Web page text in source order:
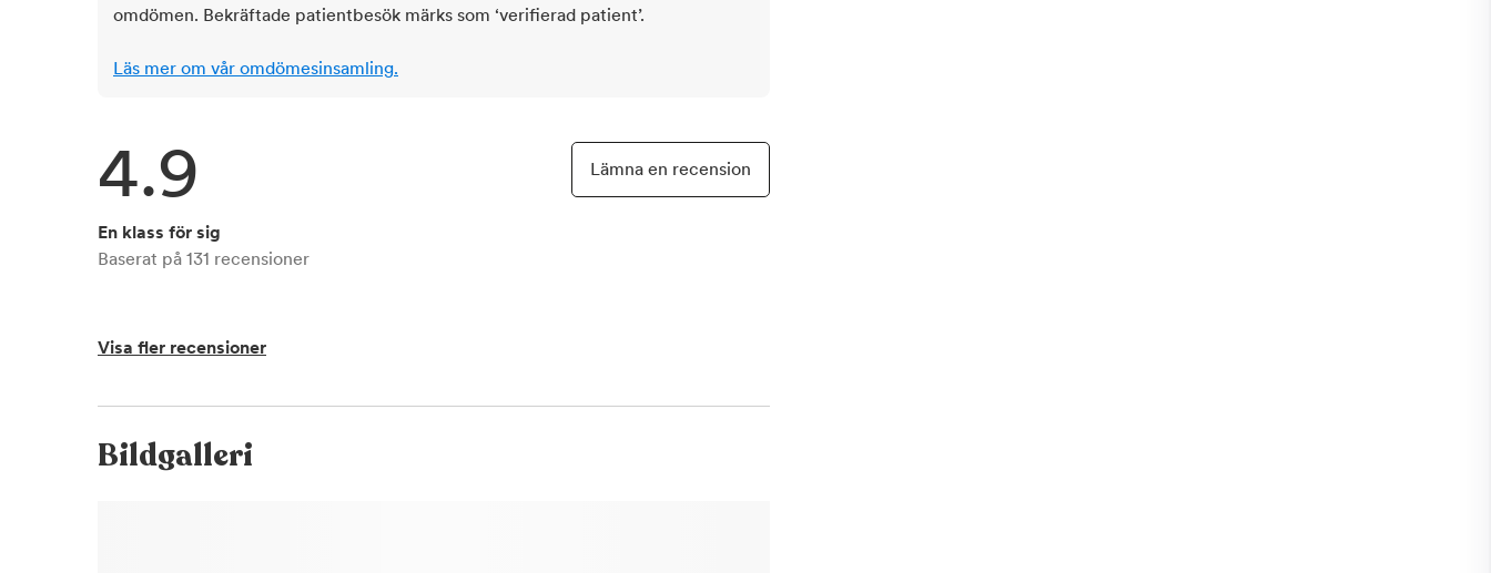
omdömen. Bekräftade patientbesök märks som ‘verifierad patient’.
Läs mer om vår omdömesinsamling.
4.9
En klass för sig
Baserat på 131 recensioner
Lämna en recension
Visa fler recensioner
Bildgalleri